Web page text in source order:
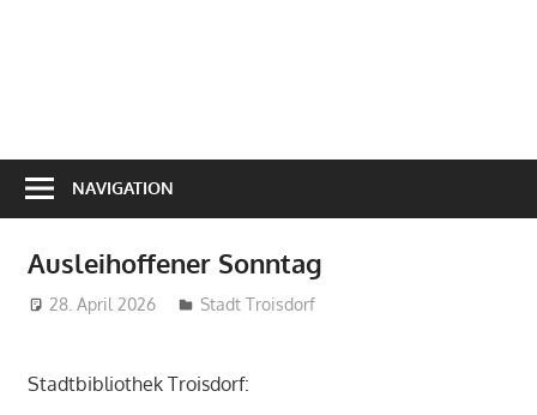
NAVIGATION
Ausleihoffener Sonntag
28. April 2026 treffpunkt
Stadt Troisdorf
Stadtbibliothek Troisdorf: